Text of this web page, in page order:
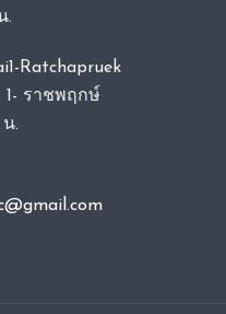
.
Ratchapruek
1- ราชพฤกษ์
น.